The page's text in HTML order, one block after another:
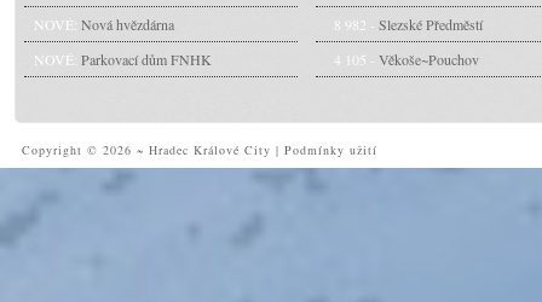
NOVÉ: Nová hvězdárna
NOVÉ: Parkovací dům FNHK
8 982 - Slezské Předměstí
4 105 - Věkoše~Pouchov
Copyright © 2026 ~ Hradec Králové City | Podmínky užití